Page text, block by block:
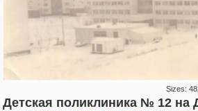
Sizes:
Детская поликлиника № 12 на
1,405,755 29,243
319,716 8,286
21,636 390 364